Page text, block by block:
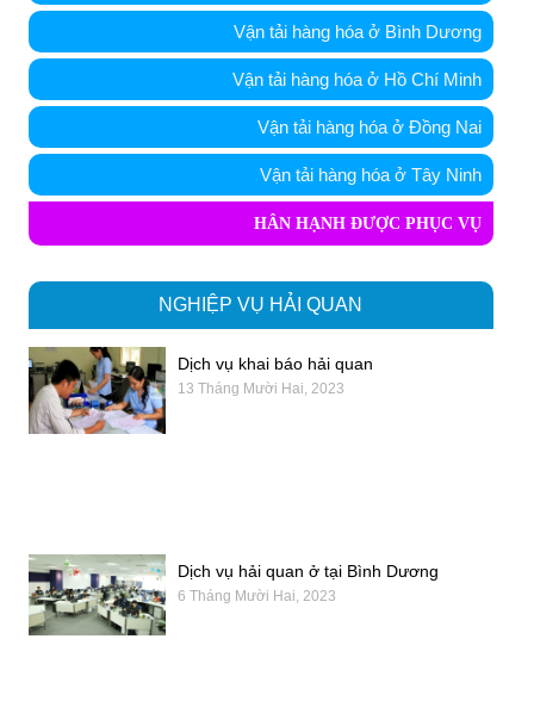
Vận tải hàng hóa ở Bình Dương
Vận tải hàng hóa ở Hồ Chí Minh
Vận tải hàng hóa ở Đồng Nai
Vận tải hàng hóa ở Tây Ninh
HÂN HẠNH ĐƯỢC PHỤC VỤ
NGHIỆP VỤ HẢI QUAN
Dịch vụ khai báo hải quan
13 Tháng Mười Hai, 2023
Dịch vụ hải quan ở tại Bình Dương
6 Tháng Mười Hai, 2023